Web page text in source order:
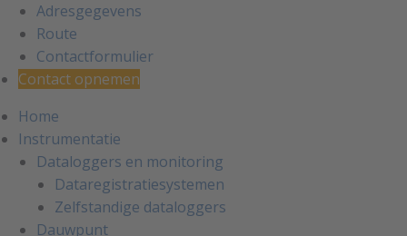
Adresgegevens
Route
Contactformulier
Contact opnemen
Home
Instrumentatie
Dataloggers en monitoring
Dataregistratiesystemen
Zelfstandige dataloggers
Dauwpunt